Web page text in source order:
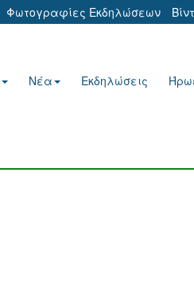
Φωτογραφίες Εκδηλώσεων
Νέα Εκδηλώσεις